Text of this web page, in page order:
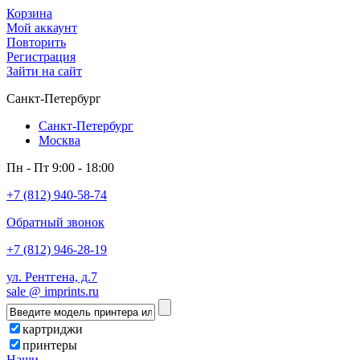
Корзина
Мой аккаунт
Повторить
Регистрация
Зайти на сайт
Санкт-Петербург
Санкт-Петербург
Москва
Пн - Пт 9:00 - 18:00
+7 (812) 940-58-74
Обратный звонок
+7 (812) 946-28-19
ул. Рентгена, д.7
sale @ imprints.ru
картриджи
принтеры